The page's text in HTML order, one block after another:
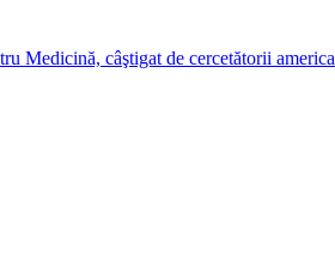
Medicină, câştigat de cercetătorii